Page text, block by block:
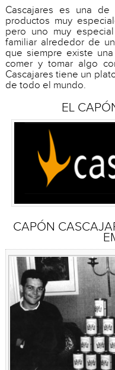
Cascajares es una
productos muy
pero uno muy
familiar alrededor de
que siempre existe
comer y tomar algo
Cascajares tiene un
de todo el mundo.
EL
CAPÓN